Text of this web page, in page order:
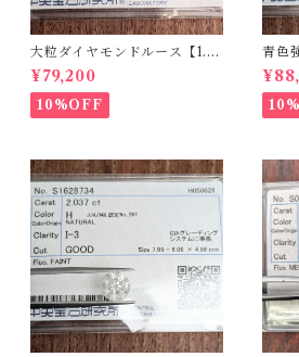
大粒ダイヤモンドルース【1.5
90ct】PRO207355
¥79,200
10%OFF
青色
00ct